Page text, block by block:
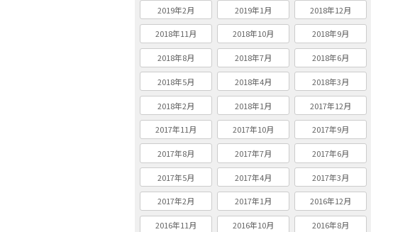
2019年2月 2019年1月 2018年12月
2018年11月 2018年10月 2018年9月
2018年8月 2018年7月 2018年6月
2018年5月 2018年4月 2018年3月
2018年2月 2018年1月 2017年12月
2017年11月 2017年10月 2017年9月
2017年8月 2017年7月 2017年6月
2017年5月 2017年4月 2017年3月
2017年2月 2017年1月 2016年12月
2016年11月 2016年10月 2016年8月